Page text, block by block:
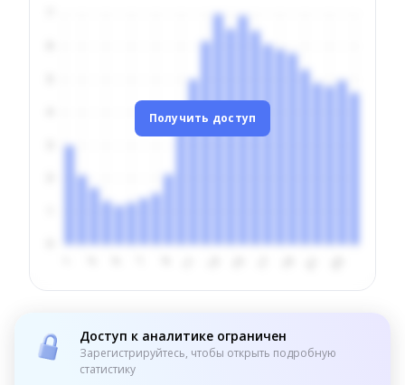
Получить доступ
Доступ к аналитике ограничен
Зарегистрируйтесь, чтобы открыть подробную
статистику